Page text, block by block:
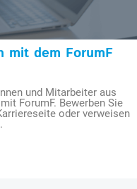
mit dem ForumF
und Mitarbeiter aus
ForumF. Bewerben Sie
oder verweisen